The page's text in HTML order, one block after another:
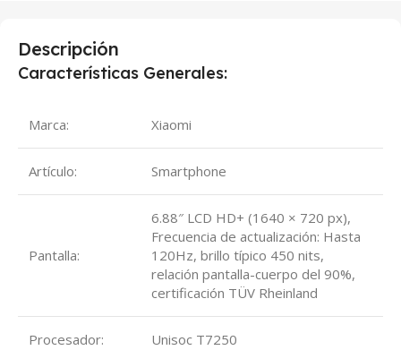
Descripción
Características Generales:
Marca: Xiaomi
Artículo: Smartphone
Pantalla:
6.88″ LCD HD+ (1640 × 720 px),
Frecuencia de actualización: Hasta
120Hz, brillo típico 450 nits,
relación pantalla-cuerpo del 90%,
certificación TÜV Rheinland
Procesador: Unisoc T7250